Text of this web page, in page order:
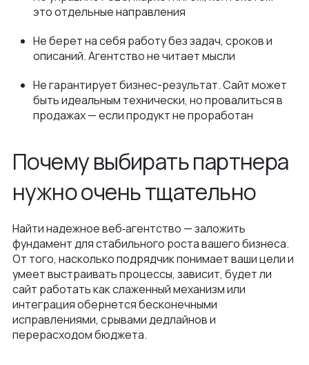
это отдельные направления
Не берет на себя работу без задач, сроков и
описаний. Агентство не читает мысли
Не гарантирует бизнес-результат. Сайт может
быть идеальным технически, но провалиться в
продажах — если продукт не проработан
Почему выбирать партнера
нужно очень тщательно
Найти надежное веб‑агентство — заложить
фундамент для стабильного роста вашего бизнеса.
От того, насколько подрядчик понимает ваши цели и
умеет выстраивать процессы, зависит, будет ли
сайт работать как слаженный механизм или
интеграция обернется бесконечными
исправлениями, срывами дедлайнов и
перерасходом бюджета.